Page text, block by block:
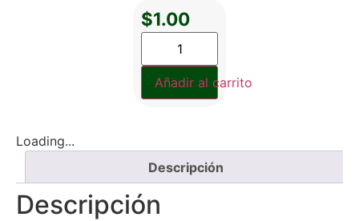
$1.00
Añadir al carrito
Loading...
Descripción
Descripción